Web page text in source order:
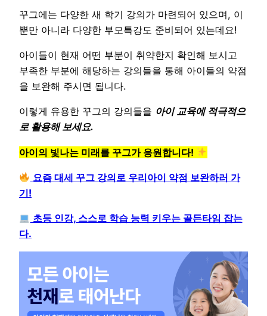
꾸그에는 다양한 새 학기 강의가 마련되어 있으며, 이
뿐만 아니라 다양한 부모특강도 준비되어 있는데요!
아이들이 현재 어떤 부분이 취약한지 확인해 보시고
부족한 부분에 해당하는 강의들을 통해 아이들의 약점
을 보완해 주시면 됩니다.
이렇게 유용한 꾸그의 강의들을 아이 교육에 적극적으
로 활용해 보세요.
아이의 빛나는 미래를 꾸그가 응원합니다!
요즘 대세 꾸그 강의로 우리아이 약점 보완하러 가
기!
초등 인강, 스스로 학습 능력 키우는 골든타임 잡는
다.